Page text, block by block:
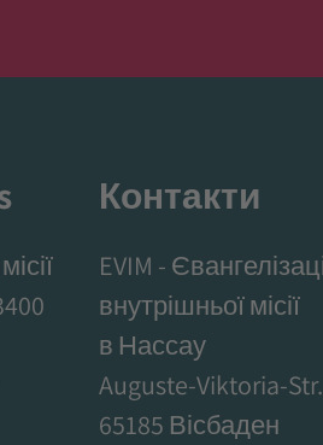
Контакти
EVIM -
внутрішньої місії
в Нассау
Auguste-Viktoria-
65185 Вісбаден